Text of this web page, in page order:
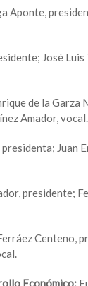
Aponte,
José
de la
Amador, vocal.
Juan
presidente;
Centeno,
Económico: